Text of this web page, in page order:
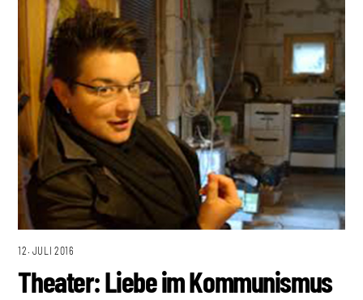
12. JULI 2016
Theater: Liebe im Kommunismus